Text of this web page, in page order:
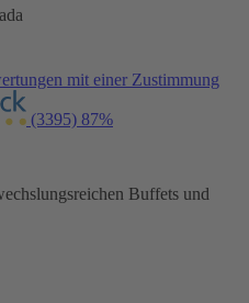
mit einer Zustimmung
(3395) 87%
Buffets und